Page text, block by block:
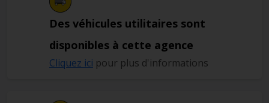
Des véhicules utilitaires sont
disponibles à cette agence
Cliquez ici pour plus d'informations